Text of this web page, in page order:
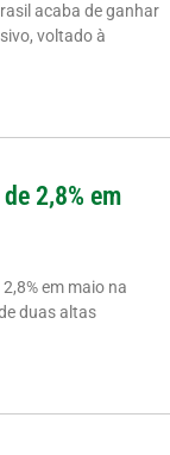
acaba de ganhar
voltado à
2,8% em
em maio na
duas altas